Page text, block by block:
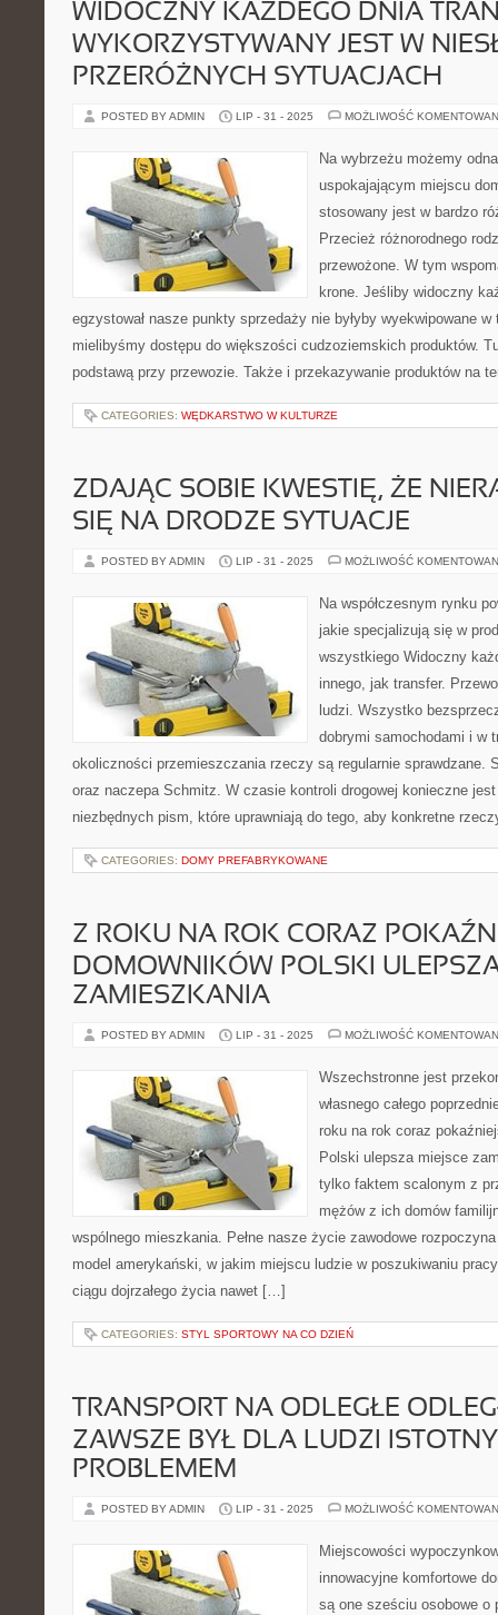
WIDOCZNY KAŻDEGO DNIA
WYKORZYSTYWANY JEST W
PRZERÓŻNYCH SYTUACJACH
POSTED BY ADMIN LIP - 31 - 2025 MOŻLIWOŚĆ
Na wybrzeżu możemy
uspokajającym miejscu
stosowany jest w bardzo
Przecież różnorodnego
przewożone. W tym
krone. Jeśliby widoczny
egzystował nasze punkty sprzedaży nie byłyby wyekwipowane
mielibyśmy dostępu do większości cudzoziemskich produktów.
podstawą przy przewozie. Także i przekazywanie produktów na
CATEGORIES: WĘDKARSTWO W KULTURZE
ZDAJĄC SOBIE KWESTIĘ, ŻE
SIĘ NA DRODZE SYTUACJE
POSTED BY ADMIN LIP - 31 - 2025 MOŻLIWOŚĆ
Na współczesnym rynku
jakie specjalizują się w
wszystkiego Widoczny
innego, jak transfer.
ludzi. Wszystko
dobrymi samochodami i w
okoliczności przemieszczania rzeczy są regularnie sprawdzane.
oraz naczepa Schmitz. W czasie kontroli drogowej konieczne
niezbędnych pism, które uprawniają do tego, aby konkretne
CATEGORIES: DOMY PREFABRYKOWANE
Z ROKU NA ROK CORAZ
DOMOWNIKÓW POLSKI
ZAMIESZKANIA
POSTED BY ADMIN LIP - 31 - 2025 MOŻLIWOŚĆ
Wszechstronne jest
własnego całego
roku na rok coraz
Polski ulepsza miejsce
tylko faktem scalonym z
mężów z ich domów
wspólnego mieszkania. Pełne nasze życie zawodowe
model amerykański, w jakim miejscu ludzie w poszukiwaniu
ciągu dojrzałego życia nawet […]
CATEGORIES: STYL SPORTOWY NA CO DZIEŃ
TRANSPORT NA ODLEGŁE
ZAWSZE BYŁ DLA LUDZI
PROBLEMEM
POSTED BY ADMIN LIP - 31 - 2025 MOŻLIWOŚĆ
Miejscowości
innowacyjne komfortowe
są one sześciu osobowe o